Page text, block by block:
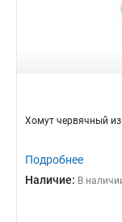
Хомут червячный из
Подробнее
Наличие: В